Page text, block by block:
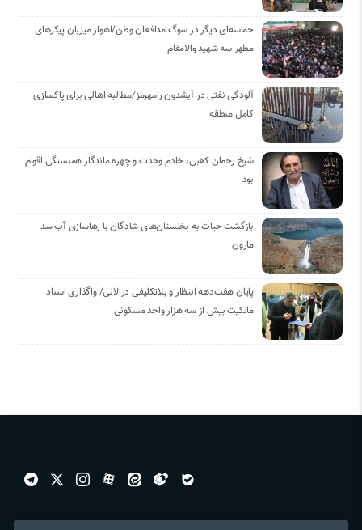
حماسه‌ای دیگر در سوگ مدافعان وطن/اهواز میزبان پیکرهای
مطهر سه شهید والامقام
آلودگی نفتی در آبشدون رامهرمز/مطالبه اهالی برای پاکسازی
کامل منطقه
شیخ رحمان کعبی، خادم وحدت و چهره ماندگار همبستگی اقوام
بود
بازگشت حیات به نخلستان‌های شادگان با رهاسازی آب سد
مارون
پایان هفت‌دهه انتظار و بلاتکلیفی در لالی/ واگذاری اسناد
مالکیت بیش از سه هزار واحد مسکونی